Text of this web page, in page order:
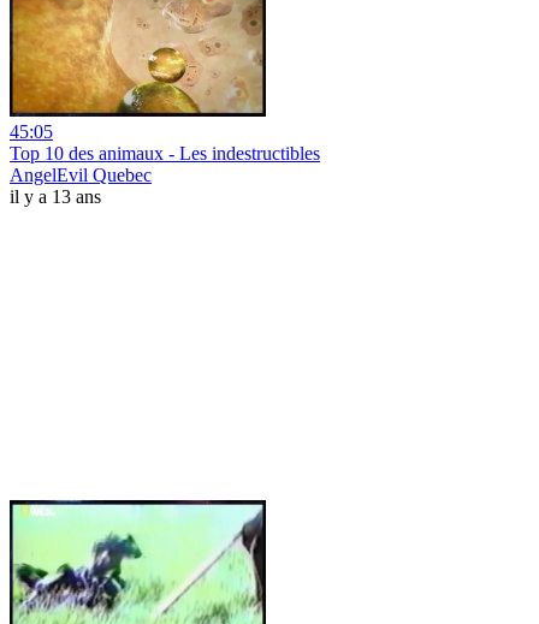
45:05
Top 10 des animaux - Les indestructibles
AngelEvil Quebec
il y a 13 ans